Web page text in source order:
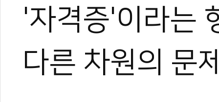
'자격증'이라는
다른 차원의 문